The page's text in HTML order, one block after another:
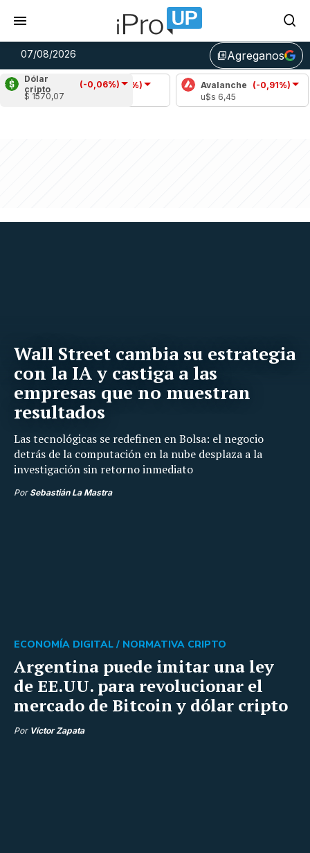
07/08/2026 library_addAgreganos
Dólar
cripto
(-0,06%)
$ 1570,07
Cardano
(-1,23%)
u$s 0,20
Avalanche (-0,91%)
Wall Street cambia su estrategia
con la IA y castiga a las
empresas que no muestran
resultados
Las tecnológicas se redefinen en Bolsa: el negocio
detrás de la computación en la nube desplaza a la
investigación sin retorno inmediato
Por Sebastián La Mastra
Argentina puede imitar una ley
de EE.UU. para revolucionar el
mercado de Bitcoin y dólar cripto
ECONOMÍA DIGITAL / NORMATIVA CRIPTO
Por Víctor Zapata